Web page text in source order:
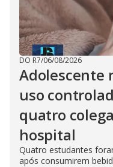
DO R7/06/08/2026
Adolescente
uso
quatro
hospital
Quatro estudantes
após consumirem